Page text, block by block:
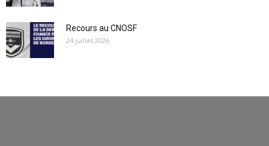
Recours au CNOSF
24 juillet 2026